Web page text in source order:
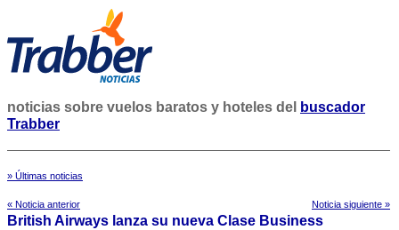
noticias sobre vuelos baratos y hoteles del
buscador
Trabber
» Últimas noticias
« Noticia anterior Noticia siguiente »
British Airways lanza su nueva Clase Business